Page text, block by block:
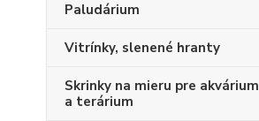
Paludárium
Vitrínky, slenené hranty
Skrinky na mieru pre akvárium
a terárium